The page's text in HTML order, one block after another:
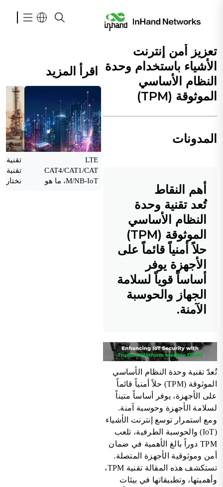
تعزيز أمن إنترنت
الأشياء باستخدام وحدة
النظام الأساسي
الموثوقة (TPM)
المدونات
أهم النقاط
تُعد تقنية وحدة
النظام الأساسي
الموثوقة (TPM)
حلاً أمنياً قائماً على
الأجهزة يوفر
أساساً قوياً لسلامة
الجهاز والحوسبة
الآمنة.
تُعدّ تقنية وحدة النظام الأساسي
الموثوقة (TPM) حلاً أمنياً قائماً
على الأجهزة، يوفر أساساً متيناً
لسلامة الأجهزة وحوسبة آمنة.
ومع استمرار توسع إنترنت الأشياء
(IoT) والحوسبة الطرفية، تلعب
TPM دوراً بالغ الأهمية في ضمان
أمن وموثوقية الأجهزة المتصلة.
تستكشف هذه المقالة تقنية TPM،
وأهميتها، وتطبيقاتها في بيئات
اقرأ المزيد
LTE
CAT4/CAT1/CAT
M/NB-IoT، ما هو
نختار؟